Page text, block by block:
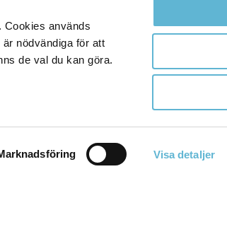
Cookies används
nödvändiga för att
de val du kan göra.
Visa detaljer